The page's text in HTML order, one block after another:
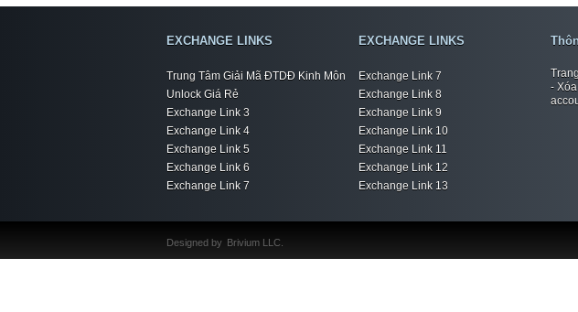
EXCHANGE LINKS
Trung Tâm Giải Mã ĐTDĐ Kinh Môn
Unlock Giá Rẻ
Exchange Link 3
Exchange Link 4
Exchange Link 5
Exchange Link 6
Exchange Link 7
EXCHANGE LINKS
Exchange Link 7
Exchange Link 8
Exchange Link 9
Exchange Link 10
Exchange Link 11
Exchange Link 12
Exchange Link 13
-
Designed by Brivium LLC.